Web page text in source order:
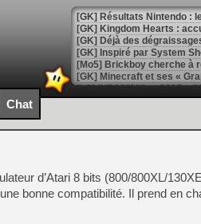
[GK] Résultats Nintendo :
[GK] Déjà des
[Mo5] Brickboy cherche à
[GK] Minecraft et ses «
[GK] Beast of
[GK] Ubisoft : fin de partie
[GK] Mémoire cash -
[GK] Dan Houser (GTA)
[GK] Comment EA Sports
[GK] Crimson Moon : un
[GK] Isle of Reveries : le
[GK] Moonlighter 2 : The
[GK] Capcom relance
Chat
d’Atari 8 bits (800/800XL/
bonne compatibilité. Il prend en